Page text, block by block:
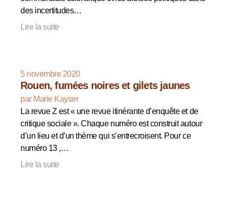
des incertitudes…
Lire la suite
5 novembre 2020
Rouen, fumées noires et gilets jaunes
par Marie Kayser
La revue Z est « une revue itinérante d’enquête et de
critique sociale ». Chaque numéro est construit autour
d’un lieu et d’un thème qui s’entrecroisent. Pour ce
numéro 13 ,…
Lire la suite